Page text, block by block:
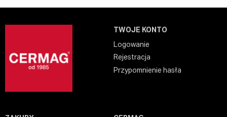
TWOJE KONTO
Logowanie
Rejestracja
Przypomnienie hasła